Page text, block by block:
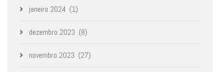
janeiro 2024 (1)
dezembro 2023 (8)
novembro 2023 (27)